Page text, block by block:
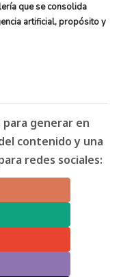
que se consolida
artificial, propósito y
generar en
contenido y una
redes sociales: